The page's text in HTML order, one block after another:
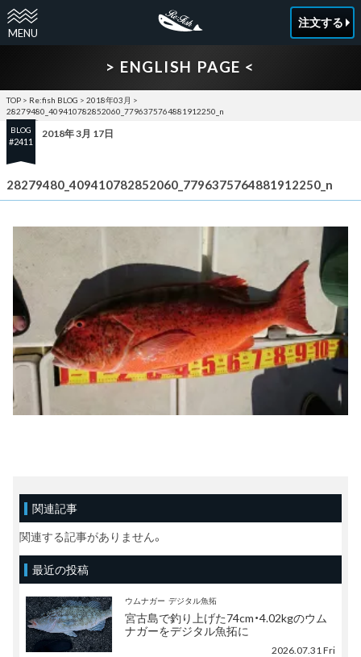
注文する
> ENGLISH PAGE <
TOP > Re:fish BLOG > 2018年03月 >
28279480_409410782852060_7796375764881912250_n
BLOG
#2411
2018年 3月 17日
28279480_409410782852060_7796375764881912250_n
関連記事
関連する記事がありません。
最近の投稿
ウムナガー デジタル魚拓
宮古島で釣り上げた74cm・4.02kgのウム
ナガーをデジタル魚拓に
2026.07.31 Fri